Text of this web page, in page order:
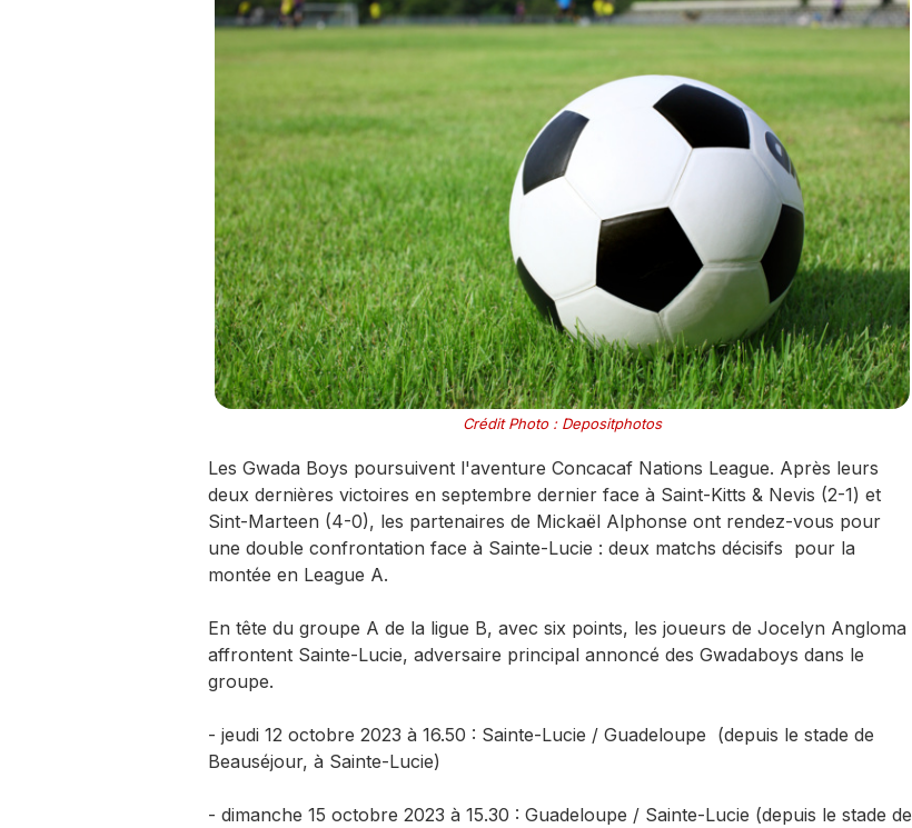
Crédit Photo : Depositphotos
Les Gwada Boys poursuivent l'aventure Concacaf Nations League. Après leurs
deux dernières victoires en septembre dernier face à Saint-Kitts & Nevis (2-1) et
Sint-Marteen (4-0), les partenaires de Mickaël Alphonse ont rendez-vous pour
une double confrontation face à Sainte-Lucie : deux matchs décisifs pour la
montée en League A.
En tête du groupe A de la ligue B, avec six points, les joueurs de Jocelyn Angloma
affrontent Sainte-Lucie, adversaire principal annoncé des Gwadaboys dans le
groupe.
- jeudi 12 octobre 2023 à 16.50 : Sainte-Lucie / Guadeloupe (depuis le stade de
Beauséjour, à Sainte-Lucie)
- dimanche 15 octobre 2023 à 15.30 : Guadeloupe / Sainte-Lucie (depuis le stade de